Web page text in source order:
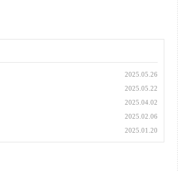
2025.05.26
2025.05.22
2025.04.02
2025.02.06
2025.01.20